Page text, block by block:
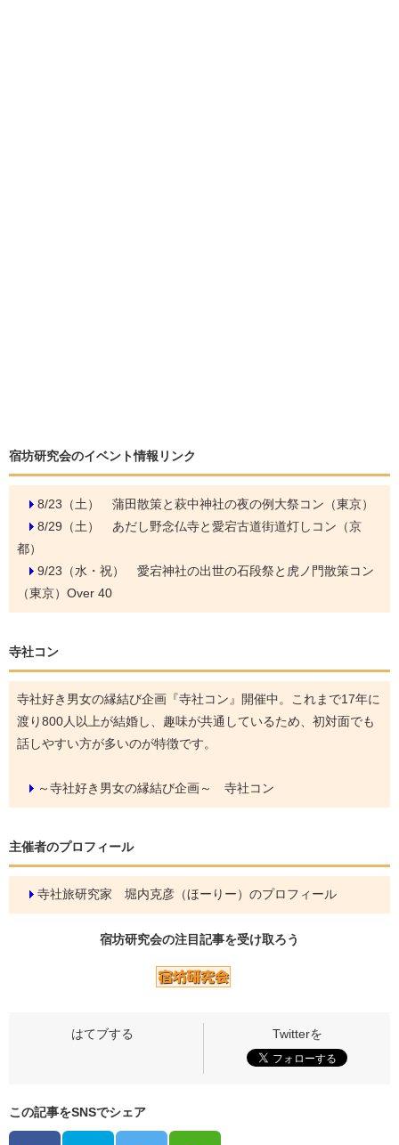
宿坊研究会のイベント情報リンク
8/23（土） 蒲田散策と萩中神社の夜の例大祭コン（東京）
8/29（土） あだし野念仏寺と愛宕古道街道灯しコン（京
都）
9/23（水・祝） 愛宕神社の出世の石段祭と虎ノ門散策コン
（東京）Over 40
寺社コン
寺社好き男女の縁結び企画『寺社コン』開催中。これまで17年に
渡り800人以上が結婚し、趣味が共通しているため、初対面でも
話しやすい方が多いのが特徴です。
～寺社好き男女の縁結び企画～ 寺社コン
主催者のプロフィール
寺社旅研究家 堀内克彦（ほーりー）のプロフィール
宿坊研究会の注目記事を受け取ろう
この記事をSNSでシェア